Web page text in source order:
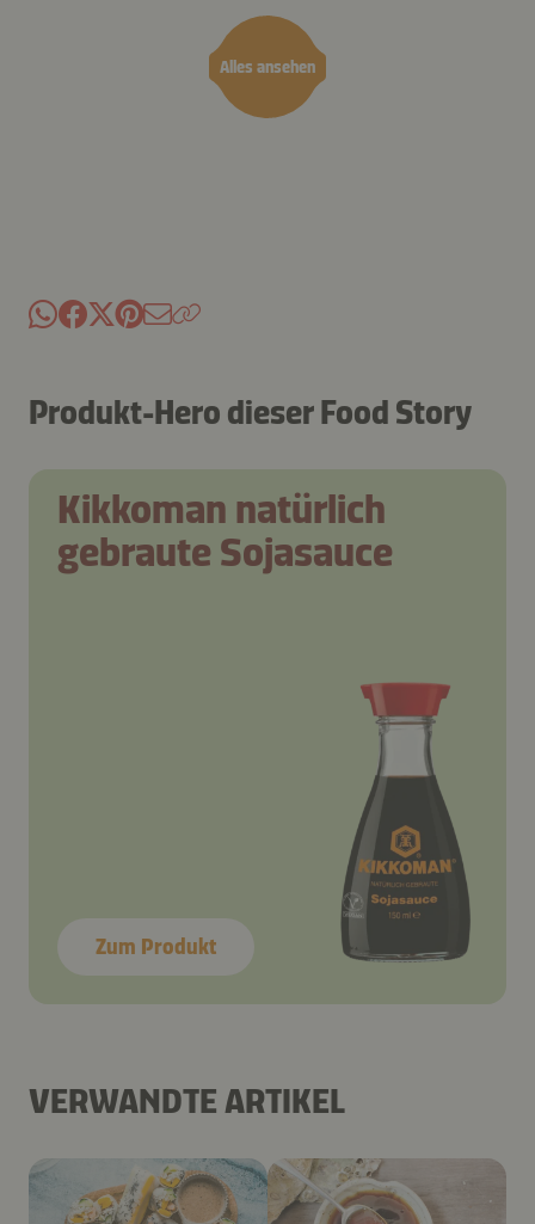
Alles ansehen
Produkt-Hero dieser Food Story
Kikkoman natürlich
gebraute Sojasauce
Zum Produkt
VERWANDTE ARTIKEL